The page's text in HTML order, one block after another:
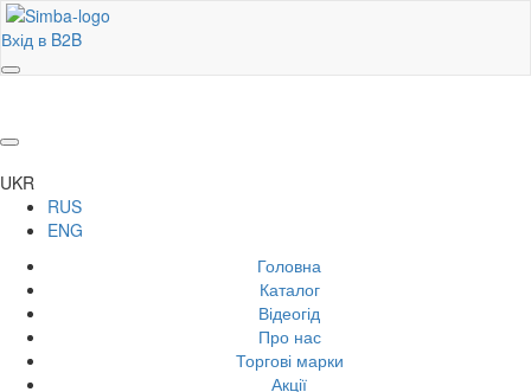
Вхід в B2B
UKR
RUS
ENG
Головна
Каталог
Відеогід
Про нас
Торгові марки
Акції